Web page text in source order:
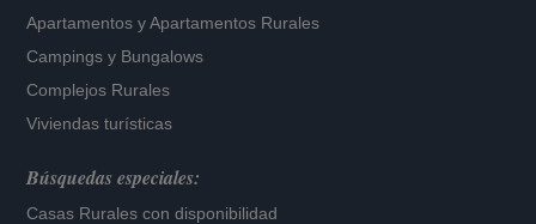
Apartamentos yApartamentos Rurales
Campings y Bungalows
Complejos Rurales
Viviendas turísticas
Búsquedas especiales:
Casas Rurales con disponibilidad